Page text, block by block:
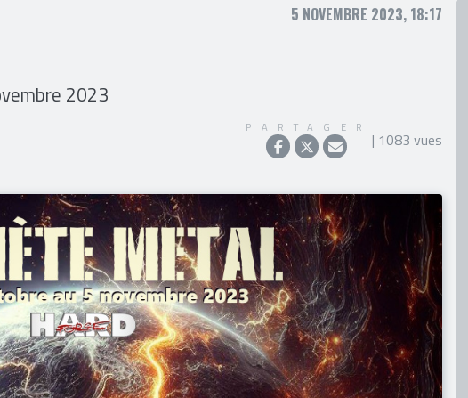
5 NOVEMBRE 2023, 18:17
2023
PARTAGER
| 1083 vues